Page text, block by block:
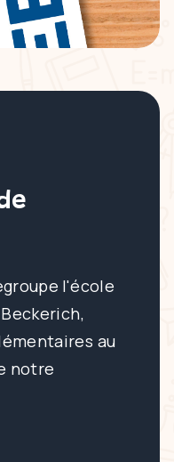
l'école
au
notre